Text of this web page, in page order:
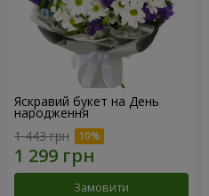
Яскравий букет на День
народження
1 443 грн
Замовити